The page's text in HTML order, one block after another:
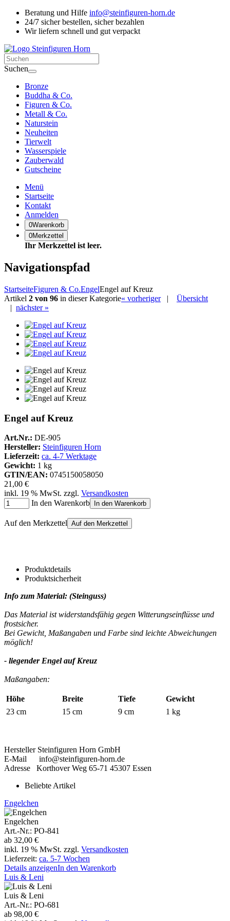
Beratung und Hilfe info@steinfiguren-horn.de
24/7 sicher bestellen, sicher bezahlen
Wir liefern schnell und gut verpackt
Suchen
Bronze
Buddha & Co.
Figuren & Co.
Metall & Co.
Naturstein
Neuheiten
Tierwelt
Wasserspiele
Zauberwald
Gutscheine
Menü
Startseite
Kontakt
Anmelden
0Warenkorb
0Merkzettel
Ihr Merkzettel ist leer.
Navigationspfad
StartseiteFiguren & Co.EngelEngel auf Kreuz
Artikel 2 von 96 in dieser Kategorie« vorheriger| Übersicht
| nächster »
Engel auf Kreuz
Art.Nr.: DE-905
Hersteller: Steinfiguren Horn
Lieferzeit: ca. 4-7 Werktage
Gewicht: 1 kg
GTIN/EAN: 0745150058050
21,00 €
inkl. 19 % MwSt. zzgl. Versandkosten
In den Warenkorb
In den Warenkorb
Auf den Merkzettel Auf den Merkzettel
Produktdetails
Produktsicherheit
Info zum Material: (Steinguss)
Das Material ist widerstandsfähig gegen Witterungseinflüsse und
frostsicher.
Bei Gewicht, Maßangaben und Farbe sind leichte Abweichungen
möglich!
- liegender Engel auf Kreuz
Maßangaben:
Höhe Breite Tiefe
Gewicht
23 cm
15 cm 9 cm 1 kg
Hersteller Steinfiguren Horn GmbH
E-Mail info@steinfiguren-horn.de
Adresse Korthover Weg 65-71 45307 Essen
Beliebte Artikel
Engelchen
Engelchen
Art.-Nr.: PO-841
ab 32,00 €
inkl. 19 % MwSt. zzgl. Versandkosten
Lieferzeit: ca. 5-7 Wochen
Details anzeigenIn den Warenkorb
Luis & Leni
Luis & Leni
Art.-Nr.: PO-681
ab 98,00 €